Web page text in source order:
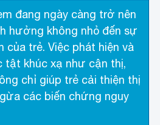
đang ngày càng trở nên
hưởng không nhỏ đến sự
của trẻ. Việc phát hiện và
tật khúc xạ như cận thị,
chỉ giúp trẻ cải thiện thị
các biến chứng nguy